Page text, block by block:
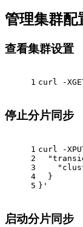
管理集群配
查看集群设置
1 curl -
停止分片同步
1
2
3
4
5
curl -
  }
}'
启动分片同步